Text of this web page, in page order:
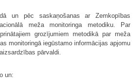
un pēc saskaņošanas ar Zemkopības
meža monitoringa metodiku. Par
grozījumiem metodikā par meža
monitoringā iegūstamo informācijas apjomu
pārvaldi.
un: